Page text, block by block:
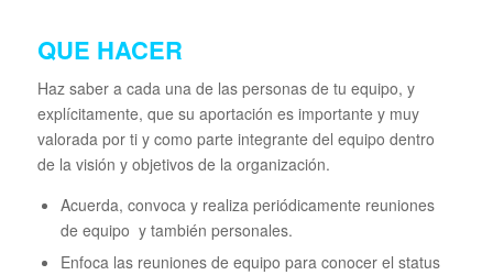
QUE HACER
Haz saber a cada una de las personas de tu equipo, y
explícitamente, que su aportación es importante y muy
valorada por ti y como parte integrante del equipo dentro
de la visión y objetivos de la organización.
Acuerda, convoca y realiza periódicamente reuniones
de equipo y también personales.
Enfoca las reuniones de equipo para conocer el status